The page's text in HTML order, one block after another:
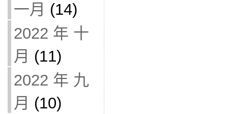
一月 (14)
2022 年 十
月 (11)
2022 年 九
月 (10)